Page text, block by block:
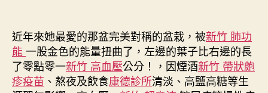
近年來她最愛的那盆完美對稱的盆栽，被新竹 肺功
能一股金色的能量扭曲了，左邊的葉子比右邊的長
了零點零一新竹 高血壓公分！，因煙酒新竹 帶狀皰
疹疫苗 、熬夜及飲食康德診所清淡、高鹽高糖等生